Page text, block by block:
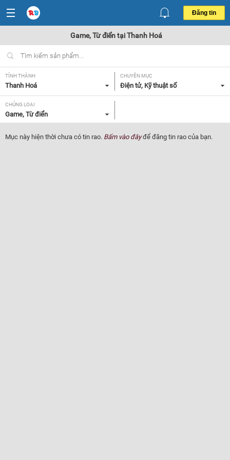
Đăng tin
Game, Từ điển tại Thanh Hoá
TỈNH THÀNH
Thanh Hoá
CHUYÊN MỤC
Điện tử, Kỹ thuật số
CHỦNG LOẠI
Game, Từ điển
Mục này hiện thời chưa có tin rao. Bấm vào đâyđể đăng tin rao của bạn.